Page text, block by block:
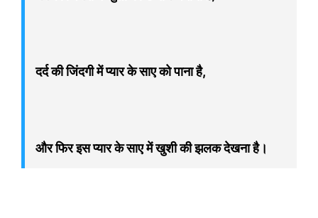
दर्द की जिंदगी में प्यार के साए को पाना है,
और फिर इस प्यार के साए में खुशी की झलक देखना है।